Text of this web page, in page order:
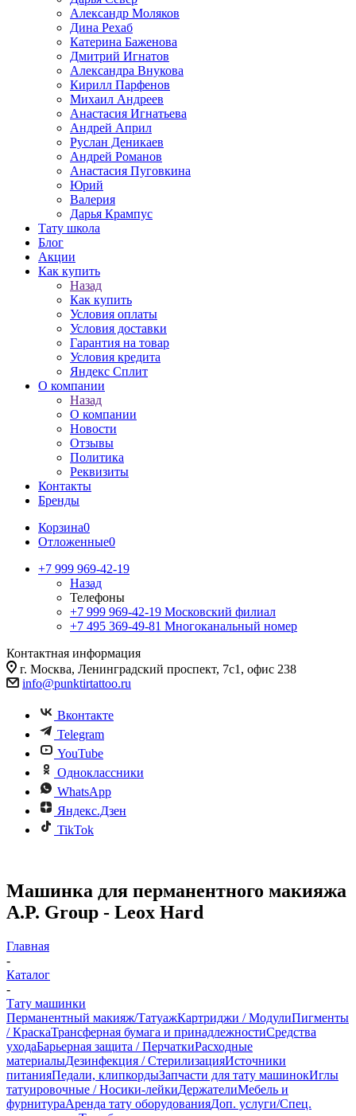
Александр Моляков
Дина Рехаб
Катерина Баженова
Дмитрий Игнатов
Александра Внукова
Кирилл Парфенов
Михаил Андреев
Анастасия Игнатьева
Андрей Април
Руслан Деникаев
Андрей Романов
Анастасия Пуговкина
Юрий
Валерия
Дарья Крампус
Тату школа
Блог
Акции
Как купить
Назад
Как купить
Условия оплаты
Условия доставки
Гарантия на товар
Условия кредита
Яндекс Сплит
О компании
Назад
О компании
Новости
Отзывы
Политика
Реквизиты
Контакты
Бренды
Корзина0
Отложенные0
+7 999 969-42-19
Назад
Телефоны
+7 999 969-42-19 Московский филиал
+7 495 369-49-81 Многоканальный номер
Контактная информация
г. Москва, Ленинградский проспект, 7с1, офис 238
info@punktirtattoo.ru
Вконтакте
Telegram
YouTube
Одноклассники
WhatsApp
Яндекс.Дзен
TikTok
Машинка для перманентного макияжа
A.P. Group - Leox Hard
Главная
-
Каталог
-
Тату машинки
Перманентный макияж/ТатуажКартриджи / МодулиПигменты
/ КраскаТрансферная бумага и принадлежностиСредства
уходаБарьерная защита / ПерчаткиРасходные
материалыДезинфекция / СтерилизацияИсточники
питанияПедали, клипкордыЗапчасти для тату машинокИглы
татуировочные / Носики-лейкиДержателиМебель и
фурнитураАренда тату оборудованияДоп. услуги/Спец.